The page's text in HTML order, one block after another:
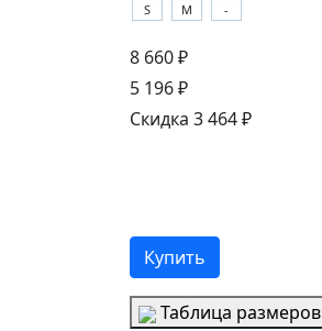
S M -
8 660 ₽
5 196 ₽
Скидка 3 464 ₽
Купить
Таблица размеров